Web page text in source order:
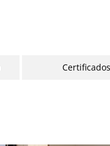
Certificados